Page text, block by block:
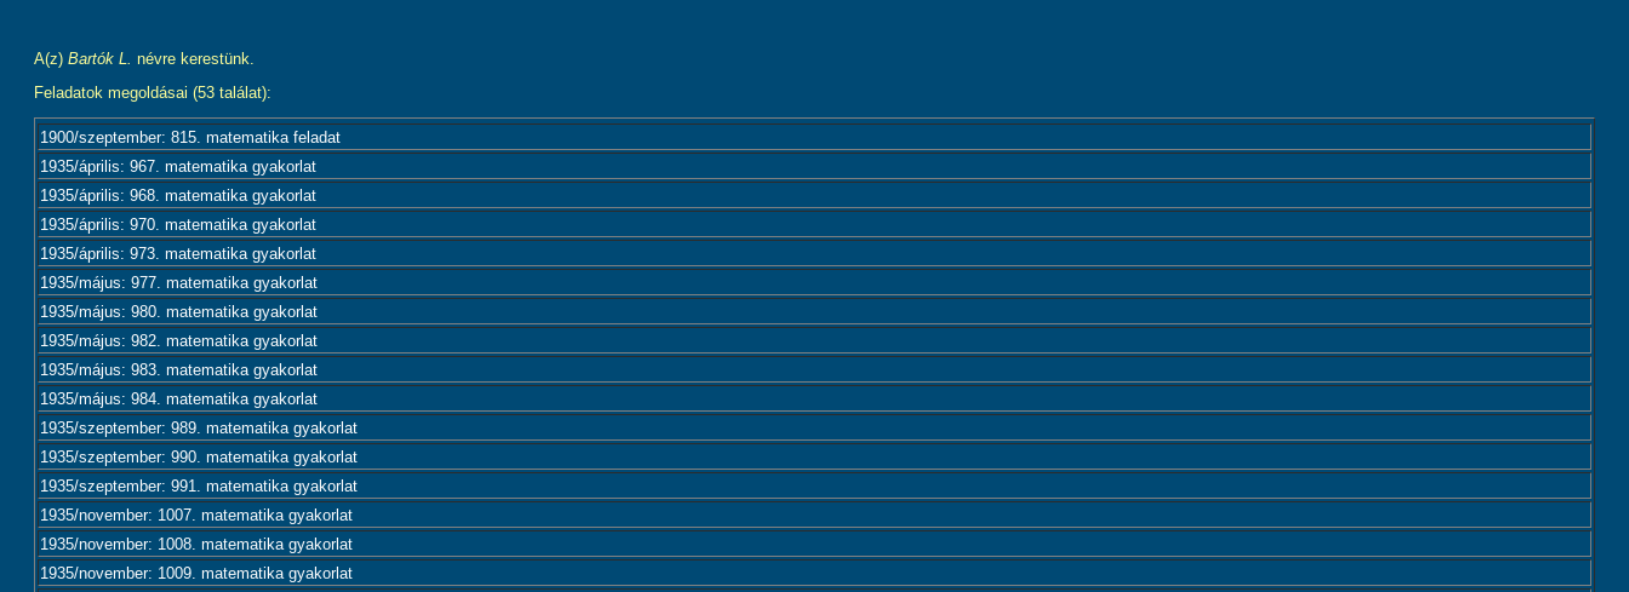
A(z) Bartók L. névre kerestünk.
Feladatok megoldásai (53 találat):
1900/szeptember: 815. matematika feladat
1935/április: 967. matematika gyakorlat
1935/április: 968. matematika gyakorlat
1935/április: 970. matematika gyakorlat
1935/április: 973. matematika gyakorlat
1935/május: 977. matematika gyakorlat
1935/május: 980. matematika gyakorlat
1935/május: 982. matematika gyakorlat
1935/május: 983. matematika gyakorlat
1935/május: 984. matematika gyakorlat
1935/szeptember: 989. matematika gyakorlat
1935/szeptember: 990. matematika gyakorlat
1935/szeptember: 991. matematika gyakorlat
1935/november: 1007. matematika gyakorlat
1935/november: 1008. matematika gyakorlat
1935/november: 1009. matematika gyakorlat